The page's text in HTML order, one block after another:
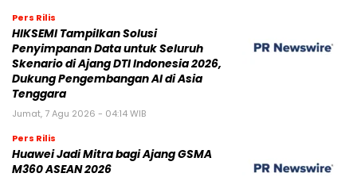
Pers Rilis
HIKSEMI Tampilkan Solusi
Penyimpanan Data untuk Seluruh
Skenario di Ajang DTI Indonesia 2026,
Dukung Pengembangan AI di Asia
Tenggara
Jumat, 7 Agu 2026 - 04:14 WIB
Pers Rilis
Huawei Jadi Mitra bagi Ajang GSMA
M360 ASEAN 2026